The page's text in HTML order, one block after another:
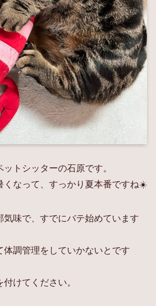
トシッターの石原です。
くなって、すっかり夏本番ですね☀️
気味で、すでにバテ始めています
体調管理をしていかないとです
けてください。